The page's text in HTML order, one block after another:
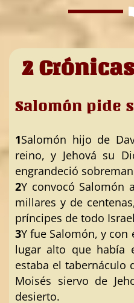
2
Salomón pide
1Salomón hijo de
reino, y Jehová su
engrandeció
2Y convocó Salomón
millares y de
príncipes de todo
3Y fue Salomón, y con
lugar alto que había
estaba el tabernáculo
Moisés siervo de
desierto.